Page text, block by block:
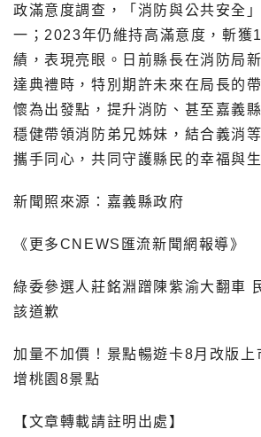
政滿意度調查，「消防與公共安全
一；2023年仍維持高滿意度，斬獲
績，表現亮眼。日前縣長在消防局
達典禮時，特別期許未來在局長的
懷為出發點，提升消防、甚至嘉義
穩健帶領消防弟兄姊妹，結合義消
攜手同心，共同守護縣民的幸福與
新聞照來源：嘉義縣政府
《更多CNEWS匯流新聞網報導》
綠委參選人莊銘淵蹭陳紫渝大翻車
該道歉
加量不加價！景點暢遊卡8月改版上
增桃園8景點
【文章轉載請註明出處】